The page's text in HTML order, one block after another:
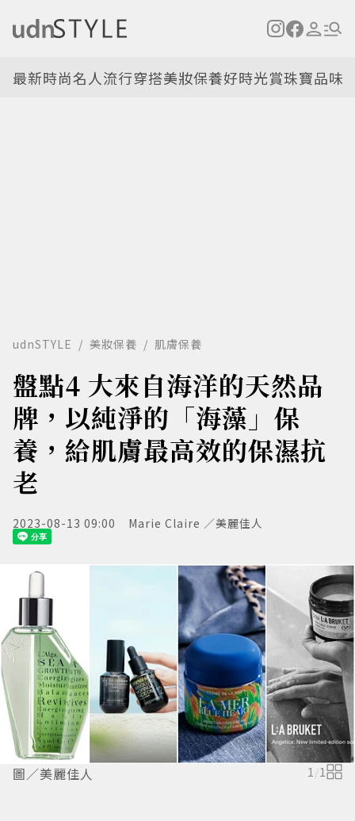
最新時尚名人流行穿搭美妝保養好時光賞珠寶品味
udnSTYLE 美妝保養 肌膚保養
盤點4 大來自海洋的天然品
牌，以純淨的「海藻」保
養，給肌膚最高效的保濕抗
老
2023-08-13 09:00 Marie Claire ／美麗佳人
圖／美麗佳人 1 /1